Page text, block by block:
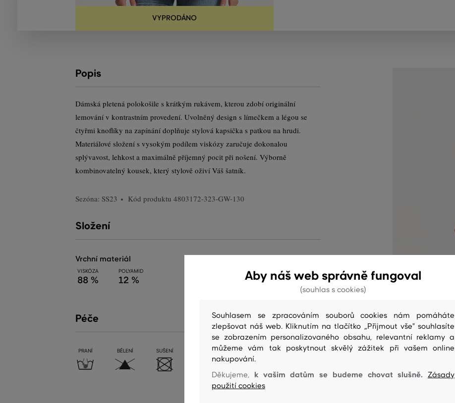
VYPRODÁNO
Popis
Dámská pletená polokošile s krátkým rukávem, kterou zdobí originální
lemování v kontrastním provedení. Uvolněný design s límečkem a légou se
čtyřmi knoflíky na zapínání doplňuje stylová kapsička s patkou na hrudi.
Materiálové složení s vysokým podílem viskózy zaručuje dokonalou
splývavost, lehkost a maximálně příjemný pocit při nošení. Výborně
kombinovatelný kousek, který stylově oživí Váš šatník.
Sezóna: SS23 Kód produktu 4803172-323-GW-130
Složení
vrchní materiál
VISKÓZA
88 %
POLYAMID
12 %
Péče
PRANÍ BĚLENÍ SUŠENÍ ŽEHLENÍ ČIŠTENÍ
Aby náš web správně fungoval
(souhlas s cookies)
Souhlasem se zpracováním souborů cookies nám pomáháte
zlepšovat náš web. Kliknutím na tlačítko „Přijmout vše" souhlasíte
se zobrazením personalizovaného obsahu, relevantní reklamy a
můžeme vám tak poskytnout skvělý zážitek při vašem online
nakupování.
Děkujeme, k vašim datům se budeme chovat slušně. Zásady
použití cookies